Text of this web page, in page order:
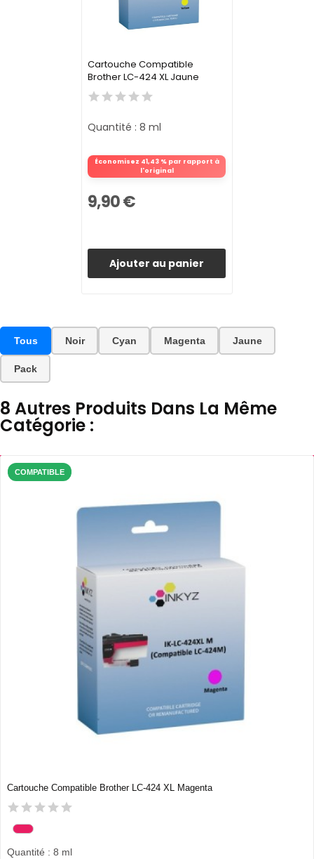
Cartouche Compatible
Brother LC-424 XL Jaune
Économisez 41,43 % par rapport à
l'original
Quantité : 8 ml
9,90 €
Ajouter au panier
Tous Noir Cyan Magenta Jaune
Pack
8 Autres Produits Dans La Même
Catégorie :
COMPATIBLE
Cartouche Compatible Brother LC-424 XL Magenta
Quantité : 8 ml